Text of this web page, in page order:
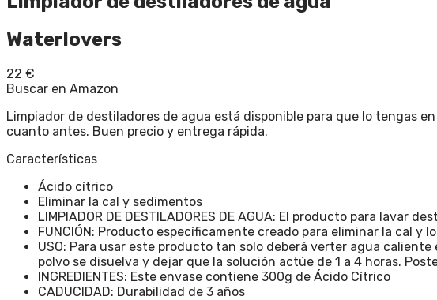
Waterlovers
22 €
Buscar en Amazon
Limpiador de destiladores de agua está disponible para que lo tengas
cuanto antes. Buen precio y entrega rápida.
Características
Ácido cítrico
Eliminar la cal y sedimentos
LIMPIADOR DE DESTILADORES DE AGUA: El producto para
FUNCIÓN: Producto específicamente creado para eliminar la cal
USO: Para usar este producto tan solo deberá verter agua
polvo se disuelva y dejar que la solución actúe de 1 a 4 horas.
INGREDIENTES: Este envase contiene 300g de Ácido Cítrico
CADUCIDAD: Durabilidad de 3 años